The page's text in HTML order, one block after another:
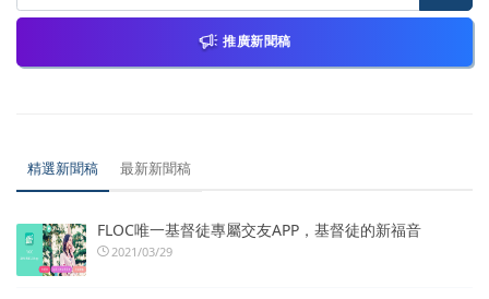
推廣新聞稿
精選新聞稿 最新新聞稿
FLOC唯一基督徒專屬交友APP，基督徒的新福音
2021/03/29